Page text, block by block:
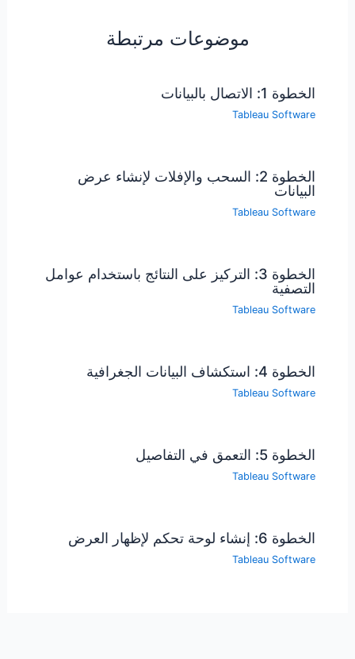
موضوعات مرتبطة
الخطوة 1: الاتصال بالبيانات
Tableau Software
الخطوة 2: السحب والإفلات لإنشاء عرض
البيانات
Tableau Software
الخطوة 3: التركيز على النتائج باستخدام عوامل
التصفية
Tableau Software
الخطوة 4: استكشاف البيانات الجغرافية
Tableau Software
الخطوة 5: التعمق في التفاصيل
Tableau Software
الخطوة 6: إنشاء لوحة تحكم لإظهار العرض
Tableau Software